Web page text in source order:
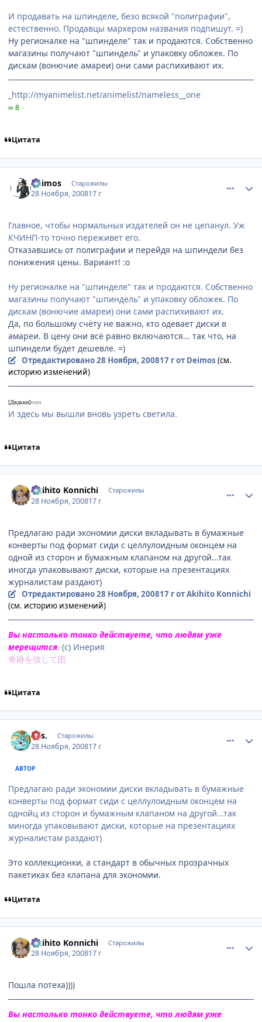
И продавать на шпинделе, безо всякой "полиграфии",
естественно. Продавцы маркером названия подпишут. =)
Ну регионалке на "шпинделе" так и продаются. Собственно
магазины получают "шпиндель" и упаковку обложек. По
дискам (вонючие амареи) они сами распихивают их.
_http://myanimelist.net/animelist/nameless__one
∞ 8
Цитата
Deimos Старожилы
28 Ноября, 200817 г
Главное, чтобы нормальных издателей он не цепанул. Уж
КЧИНП-то точно переживет его.
Отказавшись от полиграфии и перейдя на шпиндели без
понижения цены. Вариант! :o
Ну регионалке на "шпинделе" так и продаются. Собственно
магазины получают "шпиндель" и упаковку обложек. По
дискам (вонючие амареи) они сами распихивают их.
Да, по большому счёту не важно, кто одевает диски в
амареи. В цену они всё равно включаются... так что, на
шпиндели будет дешевле. =)
Отредактировано28 Ноября, 200817 гот Deimos (см.
историю изменений)
[Дядьки]team
И здесь мы вышли вновь узреть светила.
Цитата
Akihito Konnichi Старожилы
28 Ноября, 200817 г
Предлагаю ради экономии диски вкладывать в бумажные
конверты под формат сиди с целлулоидным оконцем на
одной из сторон и бумажным клапаном на другой...так
иногда упаковывают диски, которые на презентациях
журналистам раздают)
Отредактировано28 Ноября, 200817 гот Akihito Konnichi
(см. историю изменений)
Вы настолько тонко действуете, что людям уже
мерещится. (с) Инерия
奇跡を信じて団
Цитата
k.is. Старожилы
28 Ноября, 200817 г
АВТОР
Предлагаю ради экономии диски вкладывать в бумажные
конверты под формат сиди с целлулоидным оконцем на
однойц из сторон и бумажным клапаном на другой...так
миногда упаковывают диски, которые на презентациях
журналистам раздают)
Это коллекционки, а стандарт в обычных прозрачных
пакетиках без клапана для экономии.
Цитата
Akihito Konnichi Старожилы
28 Ноября, 200817 г
Пошла потеха))))
Вы настолько тонко действуете, что людям уже